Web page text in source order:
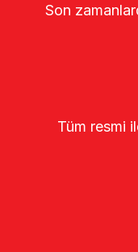
Son
Tüm resmi